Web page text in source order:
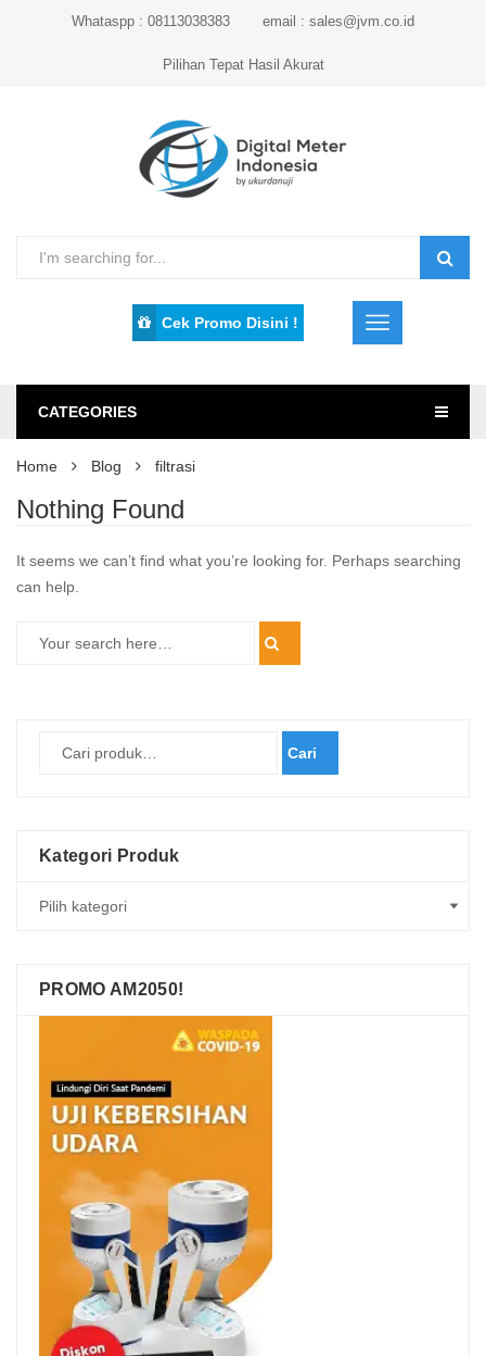
Whataspp : 08113038383 email : sales@jvm.co.id
Pilihan Tepat Hasil Akurat
Cek Promo Disini !
CATEGORIES
Home Blog filtrasi
Nothing Found
It seems we can’t find what you’re looking for. Perhaps searching
can help.
Cari
Kategori Produk
PROMO AM2050!